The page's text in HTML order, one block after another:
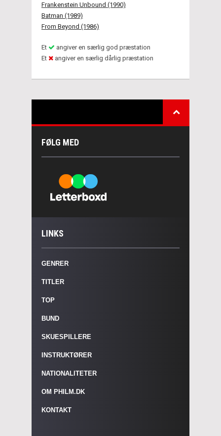
Frankenstein Unbound (1990)
Batman (1989)
From Beyond (1986)
Et
angiver en særlig god præstation
Et
angiver en særlig dårlig præstation
FØLG MED
LINKS
GENRER
TITLER
TOP
BUND
SKUESPILLERE
INSTRUKTØRER
NATIONALITETER
OM PHILM.DK
KONTAKT